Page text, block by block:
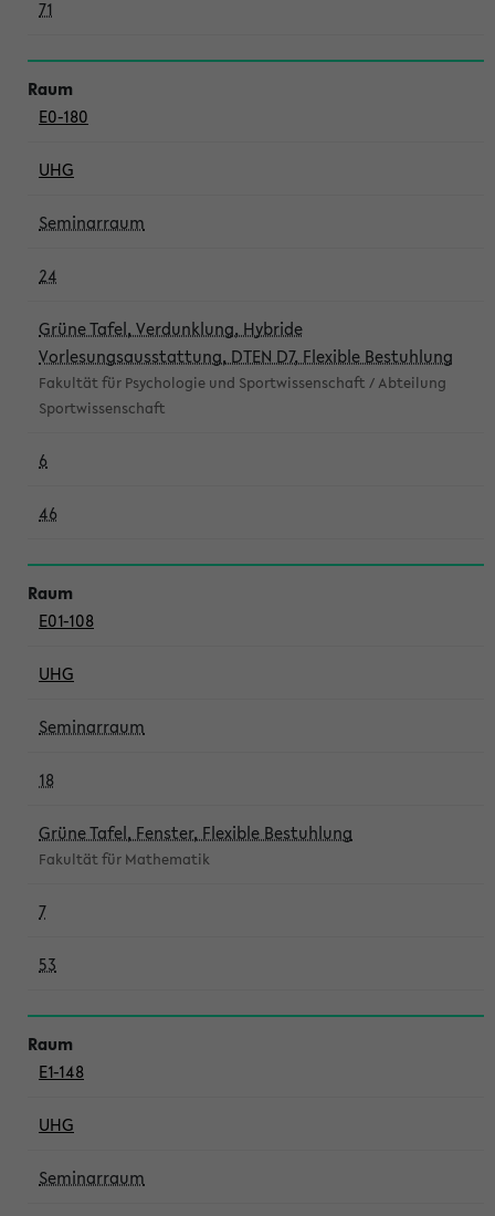
71
E0-180
UHG
Seminarraum
24
Grüne Tafel, Verdunklung, Hybride
Vorlesungsausstattung, DTEN D7, Flexible Bestuhlung
Fakultät für Psychologie und Sportwissenschaft / Abteilung
Sportwissenschaft
6
46
E01-108
UHG
Seminarraum
18
Grüne Tafel, Fenster, Flexible Bestuhlung
Fakultät für Mathematik
7
53
E1-148
UHG
Seminarraum